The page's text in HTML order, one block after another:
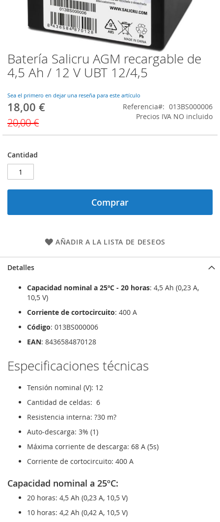
Batería Salicru AGM recargable de
4,5 Ah / 12 V UBT 12/4,5
Sea el primero en dejar una reseña para este artículo
Precio
18,00 €
20,00 €
Referencia
013BS000006
Precios IVA NO incluido
Cantidad
Comprar
AÑADIR A LA LISTA DE DESEOS
Saltar
al
comienzo
la
galería
imágenes
Detalles
Capacidad nominal a 25ºC - 20 horas: 4,5 Ah (0,23 A,
10,5 V)
Corriente de cortocircuito: 400 A
Código: 013BS000006
EAN: 8436584870128
Especificaciones técnicas
Tensión nominal (V): 12
Cantidad de celdas: 6
Resistencia interna: ?30 m?
Auto-descarga: 3% (1)
Máxima corriente de descarga: 68 A (5s)
Corriente de cortocircuito: 400 A
Capacidad nominal a 25ºC:
20 horas: 4,5 Ah (0,23 A, 10,5 V)
10 horas: 4,2 Ah (0,42 A, 10,5 V)